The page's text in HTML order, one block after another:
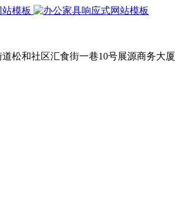
松和社区汇食街一巷10号展源商务大厦